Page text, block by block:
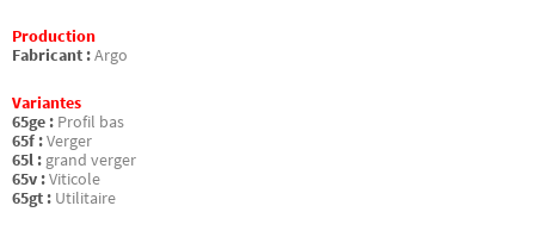
Production
Fabricant :Argo
Variantes
65ge : Profil bas
65f :Verger
65l : grand verger
65v :Viticole
65gt : Utilitaire